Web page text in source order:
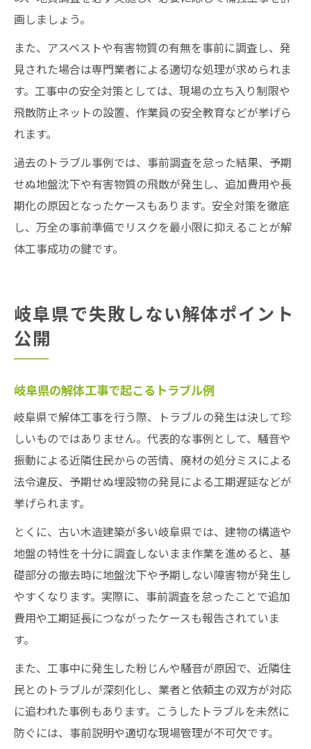
画しましょう。
また、アスベストや有害物質の有無を事前に調査し、発
見された場合は専門業者による適切な処理が求められま
す。工事中の安全対策としては、現場の立ち入り制限や
飛散防止ネットの設置、作業員の安全教育などが挙げら
れます。
過去のトラブル事例では、事前調査を怠った結果、予期
せぬ地盤沈下や有害物質の飛散が発生し、追加費用や長
期化の原因となったケースもあります。安全対策を徹底
し、万全の事前準備でリスクを最小限に抑えることが解
体工事成功の鍵です。
岐阜県で失敗しない解体ポイント
公開
岐阜県の解体工事で起こるトラブル例
岐阜県で解体工事を行う際、トラブルの発生は決して珍
しいものではありません。代表的な事例として、騒音や
振動による近隣住民からの苦情、廃材の処分ミスによる
法令違反、予期せぬ埋設物の発見による工期遅延などが
挙げられます。
とくに、古い木造建築が多い岐阜県では、建物の構造や
地盤の特性を十分に調査しないまま作業を進めると、基
礎部分の撤去時に地盤沈下や予期しない障害物が発生し
やすくなります。実際に、事前調査を怠ったことで追加
費用や工期延長につながったケースも報告されていま
す。
また、工事中に発生した粉じんや騒音が原因で、近隣住
民とのトラブルが深刻化し、業者と依頼主の双方が対応
に追われた事例もあります。こうしたトラブルを未然に
防ぐには、事前説明や適切な現場管理が不可欠です。